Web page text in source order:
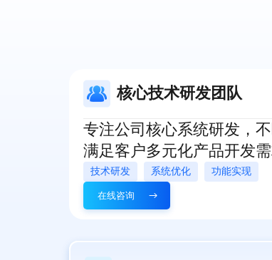
核心技术研发团队
专注公司核心系统研发，
满足客户多元化产品开发
技术研发 系统优化 功能实现
在线咨询